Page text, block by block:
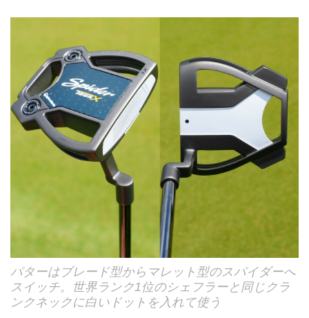
パターはブレード型からマレット型のスパイダーへ
スイッチ。世界ランク1位のシェフラーと同じクラ
ンクネックに白いドットを入れて使う